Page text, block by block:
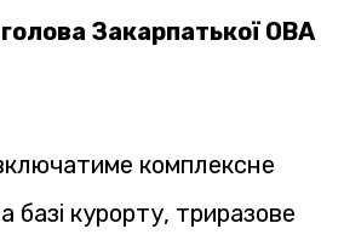
голова Закарпатької ОВА
комплексне
базі курорту, триразове